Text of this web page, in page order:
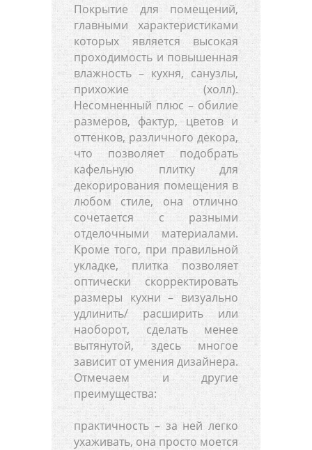
Покрытие для помещений,
главными характеристиками
которых является высокая
проходимость и повышенная
влажность – кухня, санузлы,
прихожие (холл).
Несомненный плюс – обилие
размеров, фактур, цветов и
оттенков, различного декора,
что позволяет подобрать
кафельную плитку для
декорирования помещения в
любом стиле, она отлично
сочетается с разными
отделочными материалами.
Кроме того, при правильной
укладке, плитка позволяет
оптически скорректировать
размеры кухни – визуально
удлинить/ расширить или
наоборот, сделать менее
вытянутой, здесь многое
зависит от умения дизайнера.
Отмечаем и другие
преимущества:
практичность – за ней легко
ухаживать, она просто моется